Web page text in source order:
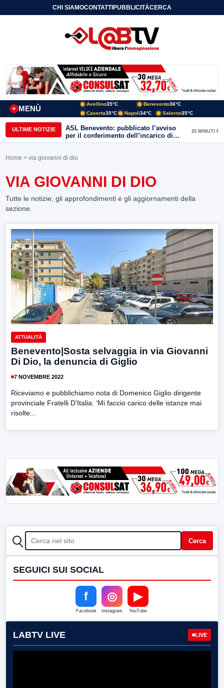
CHI SIAMOCONTATTIPUBBLICITÀCERCA
MENÙ
+
Avellino35°C Benevento36°C
Caserta35°C Napoli34°C Salerno35°C
ULTIME NOTIZIE
ASL Benevento: pubblicato l’avviso
per il conferimento dell’incarico di
Direttore della Unità Operativa
25 MINUTI FA
Home > via giovanni di dio
VIA GIOVANNI DI DIO
Tutte le notizie, gli approfondimenti e gli aggiornamenti della
sezione.
ATTUALITÀ
Benevento|Sosta selvaggia in via Giovanni
Di Dio, la denuncia di Giglio
7 NOVEMBRE 2022
Riceviamo e pubblichiamo nota di Domenico Giglio dirigente
provinciale Fratelli D’Italia: ‘Mi faccio carico delle istanze mai
risolte...
CERCA Cerca
SEGUICI SUI SOCIAL
f
Facebook
◎
Instagram
▶
YouTube
LABTV LIVE LIVE